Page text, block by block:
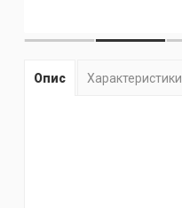
Опис Характеристики